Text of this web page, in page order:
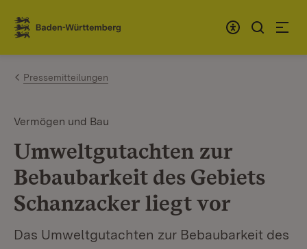
Zum Inhalt springen
Link zur Startseite
Pressemitteilungen
Vermögen und Bau
Umweltgutachten zur
Bebaubarkeit des Gebiets
Schanzacker liegt vor
Das Umweltgutachten zur Bebaubarkeit des